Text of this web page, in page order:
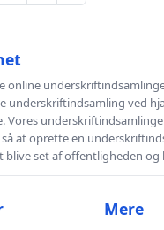
online
underskriftindsamling ved
Vores
at oprette en
blive set af offentligheden
Mere